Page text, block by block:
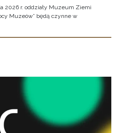
2026 r. oddziały Muzeum Ziemi
Muzeów” będą czynne w